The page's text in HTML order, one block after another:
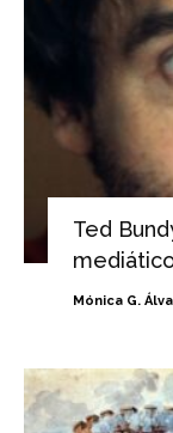
Ted
Mónica G.